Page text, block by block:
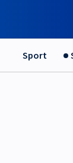
Sport